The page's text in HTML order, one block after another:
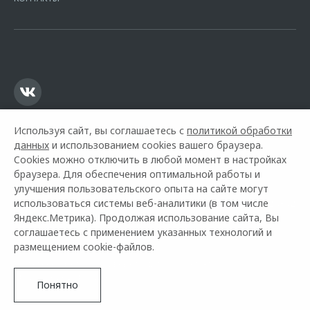
16.01.2015. Предложение ограничено и не является публичной
Горячая линия OMODA: +7 (8202) 20-20-02
© 2026 Динамика Череповец
Используя сайт, вы соглашаетесь с политикой обработки
данных и использованием cookies вашего браузера.
Cookies можно отключить в любой момент в настройках
браузера. Для обеспечения оптимальной работы и
улучшения пользовательского опыта на сайте могут
использоваться системы веб-аналитики (в том числе
Яндекс.Метрика). Продолжая использование сайта, Вы
соглашаетесь с применением указанных технологий и
размещением cookie-файлов.
Понятно